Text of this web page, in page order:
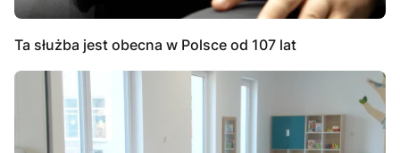
Ta służba jest obecna w Polsce od 107 lat